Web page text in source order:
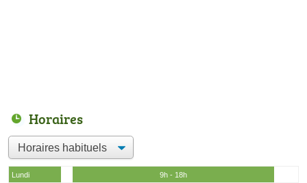
Horaires
Lundi
9h - 18h